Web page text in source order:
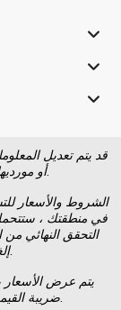
قد يتم تعديل
العرض في أي وقت بواسطة Miamland أو مورديها.
الشروط والأسعار
في منطقتك ، ستتحمل
التحقق النهائي
يجوز لشركة Miamland إلغاء الطلب.
يتم عرض الأسعار
ضريبة القيمة المضافة للمحترفين. الصور ليست تعاقدية.